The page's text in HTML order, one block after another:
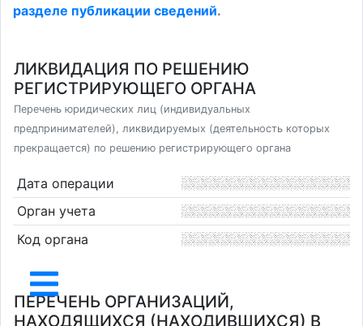
разделе публикации сведений.
ЛИКВИДАЦИЯ ПО РЕШЕНИЮ
РЕГИСТРИРУЮЩЕГО ОРГАНА
Перечень юридических лиц (индивидуальных
предпринимателей), ликвидируемых (деятельность которых
прекращается) по решению регистрирующего органа
Дата операции
Орган учета
Код органа
ПЕРЕЧЕНЬ ОРГАНИЗАЦИЙ,
НАХОДЯЩИХСЯ (НАХОДИВШИХСЯ) В